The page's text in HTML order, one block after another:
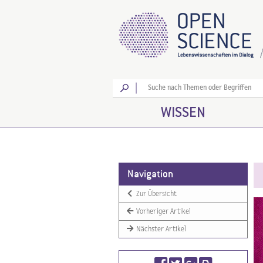
Los
WISSEN
Navigation
Zur Übersicht
Vorheriger Artikel
Nächster Artikel